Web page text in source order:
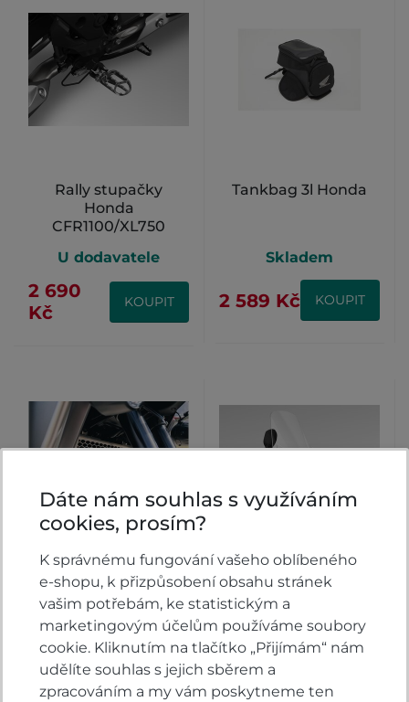
Rally stupačky
Honda
CFR1100/XL750
U dodavatele
2 690
Kč
KOUPIT
Tankbag 3l Honda
Skladem
2 589 Kč KOUPIT
Mřížka chladiče
Honda XL750
Transalp
Skladem
2 589 Kč KOUPIT
Deflektor plexi
Honda XL750
Transalp
Skladem
1 298 Kč KOUPIT
Dáte nám souhlas s využíváním
cookies, prosím?
K správnému fungování vašeho oblíbeného
e-shopu, k přizpůsobení obsahu stránek
vašim potřebám, ke statistickým a
marketingovým účelům používáme soubory
cookie. Kliknutím na tlačítko „Přijímám“ nám
udělíte souhlas s jejich sběrem a
zpracováním a my vám poskytneme ten